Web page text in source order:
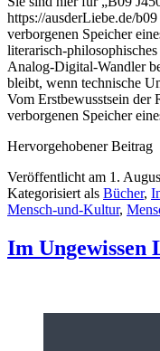
https://ausderLiebe.de/
verborgenen Speicher
literarisch-
Analog-Digital-Wandler
bleibt, wenn technische
Vom Erstbewusstsein der
verborgenen Speicher
Hervorgehobener Beitrag
Veröffentlicht am 1.
Kategorisiert als Bücher,
Mensch-und-Kultur,
Im Ungewissen